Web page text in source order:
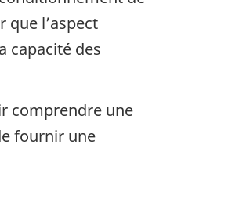
que l’aspect
capacité des
comprendre une
fournir une